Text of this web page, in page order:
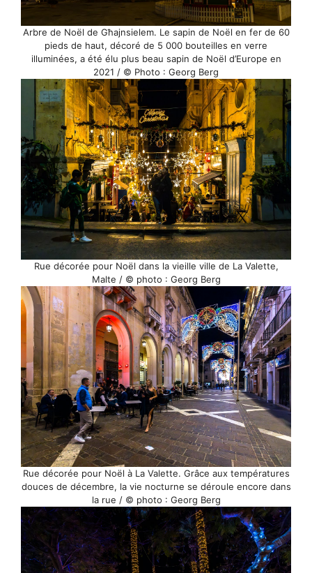
Arbre de Noël de Għajnsielem. Le sapin de Noël en fer de 60
pieds de haut, décoré de 5 000 bouteilles en verre
illuminées, a été élu plus beau sapin de Noël d’Europe en
2021 / © Photo : Georg Berg
Rue décorée pour Noël dans la vieille ville de La Valette,
Malte / © photo : Georg Berg
Rue décorée pour Noël à La Valette. Grâce aux températures
douces de décembre, la vie nocturne se déroule encore dans
la rue / © photo : Georg Berg